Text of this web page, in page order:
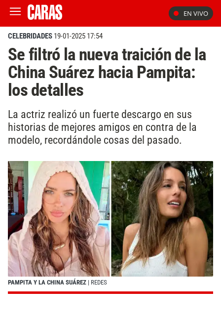
EN VIVO
CELEBRIDADES 19-01-2025 17:54
Se filtró la nueva traición de la
China Suárez hacia Pampita:
los detalles
La actriz realizó un fuerte descargo en sus
historias de mejores amigos en contra de la
modelo, recordándole cosas del pasado.
PAMPITA Y LA CHINA SUÁREZ | REDES